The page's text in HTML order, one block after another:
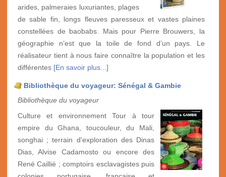
arides, palmeraies luxuriantes, plages
de sable fin, longs fleuves paresseux et vastes plaines
constellées de baobabs. Mais pour Pierre Brouwers, la
géographie n’est que la toile de fond d’un pays. Le
réalisateur tient à nous faire connaître la population et les
différentes [En savoir plus...]
Bibliothèque du voyageur: Sénégal & Gambie
Bibliothèque du voyageur
Culture et environnement Tour à tour
empire du Ghana, toucouleur, du Mali,
songhai ; terrain d'exploration des Dinas
Dias, Alvise Cadamosto ou encore des
René Caillié ; comptoirs esclavagistes puis